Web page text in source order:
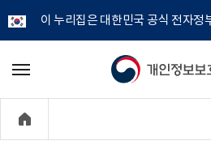
이 누리집은 대한민국 공식 전자정
개
정
메
기